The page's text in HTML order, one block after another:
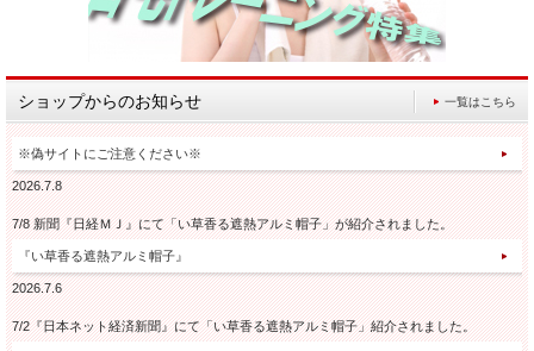
ショップからのお知らせ 一覧はこちら
※偽サイトにご注意ください※
2026.7.8
7/8 新聞『日経ＭＪ』にて「い草香る遮熱アルミ帽子」が紹介されました。
『い草香る遮熱アルミ帽子』
2026.7.6
7/2『日本ネット経済新聞』にて「い草香る遮熱アルミ帽子」紹介されました。